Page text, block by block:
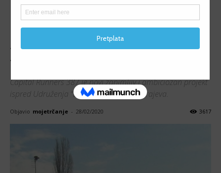
CAPITAL RUNNERS 387:
Organizacija u sklopu koje će
svoj kutak naći i ambiciozniji
trkači
Capital Runners 387 je novi zanimljiv i ambiciozan projekt
ispred Udruženja “Dečki u plavom” iz Sarajeva.
Objavio mojetrčanje - 28/02/2020 3617